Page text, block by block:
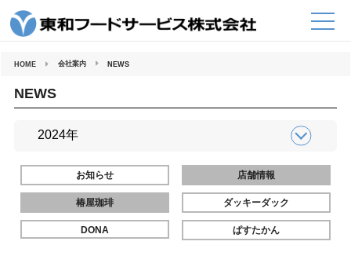
HOME 会社案内 NEWS
NEWS
お知らせ 店舗情報
椿屋珈琲 ダッキーダック
DONA ぱすたかん